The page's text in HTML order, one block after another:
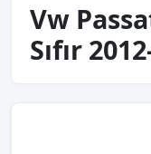
Vw
Sıfır